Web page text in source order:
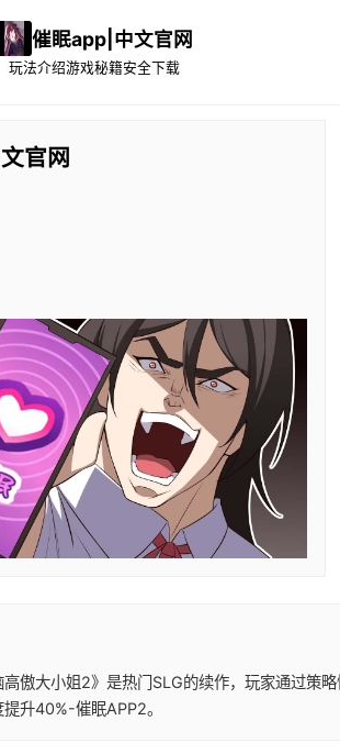
催眠app|中文官网
玩法介绍游戏秘籍安全下载
官网
高傲大小姐2》是热门SLG的续作，玩家通过策
升40%-催眠APP2。